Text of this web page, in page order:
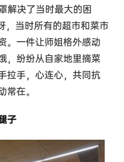
解决了当时最大的困
，当时所有的超市和菜市
。一件让师姐格外感动
，纷纷从自家地里摘菜
拉手，心连心，共同抗
在。
子